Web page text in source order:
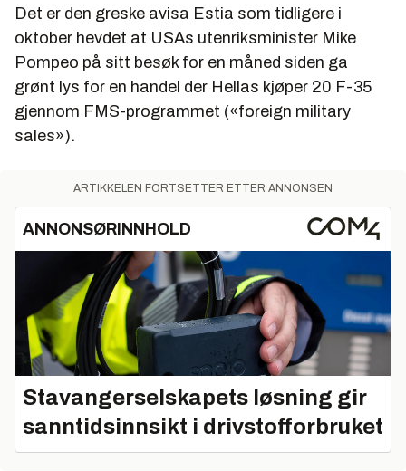
Det er den greske avisa Estia som tidligere i
oktober hevdet at USAs utenriksminister Mike
Pompeo på sitt besøk for en måned siden ga
grønt lys for en handel der Hellas kjøper 20 F-35
gjennom FMS-programmet («foreign military
sales»).
ARTIKKELEN FORTSETTER ETTER ANNONSEN
ANNONSØRINNHOLD
Stavangerselskapets løsning gir
sanntidsinnsikt i drivstofforbruket